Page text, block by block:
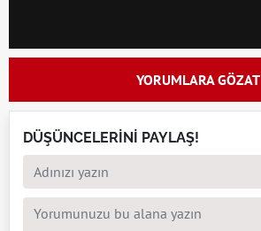
YORUMLARA GÖZAT
DÜŞÜNCELERİNİ PAYLAŞ!